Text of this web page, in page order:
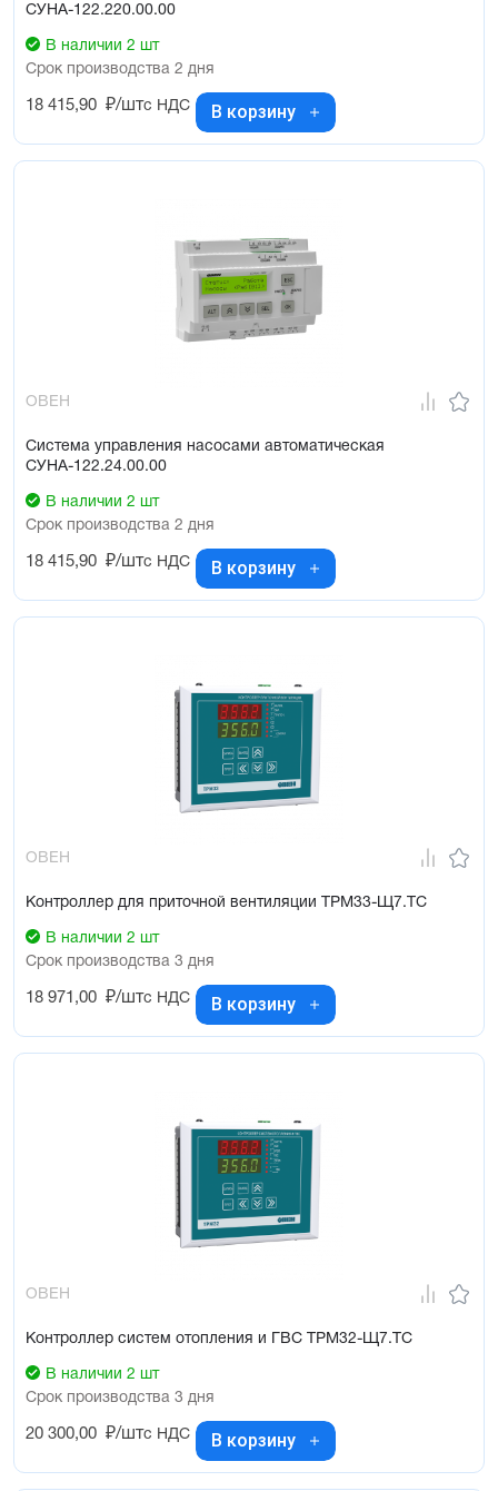
СУНА-122.220.00.00
В наличии 2 шт
Срок производства 2 дня
18 415,90 ₽/штс НДС В корзину
ОВЕН
Система управления насосами автоматическая
СУНА-122.24.00.00
В наличии 2 шт
Срок производства 2 дня
18 415,90 ₽/штс НДС В корзину
ОВЕН
Контроллер для приточной вентиляции ТРМ33-Щ7.ТС
В наличии 2 шт
Срок производства 3 дня
18 971,00 ₽/штс НДС В корзину
ОВЕН
Контроллер систем отопления и ГВС ТРМ32-Щ7.ТС
В наличии 2 шт
Срок производства 3 дня
20 300,00 ₽/штс НДС В корзину